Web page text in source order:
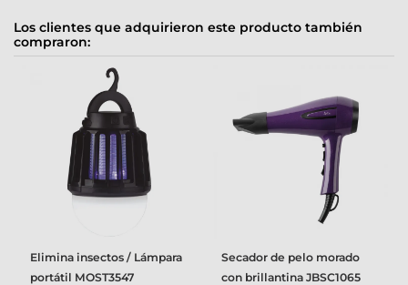
Los clientes que adquirieron este producto también
compraron:
Elimina insectos / Lámpara
portátil MOST3547
Secador de pelo morado
con brillantina JBSC1065